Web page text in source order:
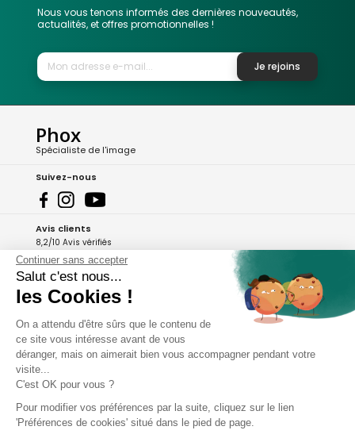
Nous vous tenons informés des dernières nouveautés,
actualités, et offres promotionnelles !
Je rejoins
Phox
Spécialiste de l'image
Suivez-nous
Avis clients
8,2/10 Avis vérifiés
L'Appli Phox
A propos de Phox
Services et garanties
Continuer sans accepter
Salut c'est nous...
les Cookies !
On a attendu d'être sûrs que le contenu de
ce site vous intéresse avant de vous
déranger, mais on aimerait bien vous accompagner pendant votre
visite...
C'est OK pour vous ?
Pour modifier vos préférences par la suite, cliquez sur le lien
'Préférences de cookies' situé dans le pied de page.